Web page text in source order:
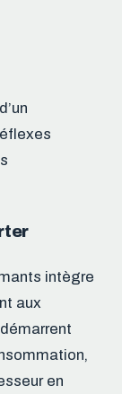
intègre
aux
en